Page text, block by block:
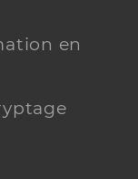
en